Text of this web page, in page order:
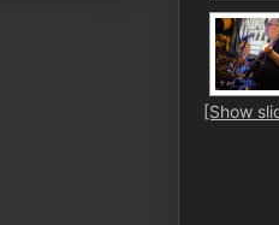
[Show